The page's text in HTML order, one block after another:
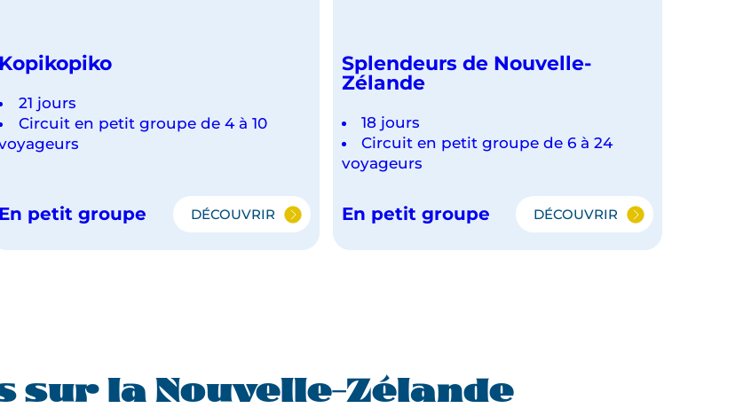
Kopikopiko
21 jours
Circuit en petit groupe de 4 à 10
En petit groupe DÉCOUVRIR
KOPIKOPIKO
Splendeurs de Nouvelle-
Zélande
18 jours
Circuit en petit groupe de 6 à 24
voyageurs
En petit groupe DÉCOUVRIRSPLENDEURS
sur la Nouvelle-Zélande